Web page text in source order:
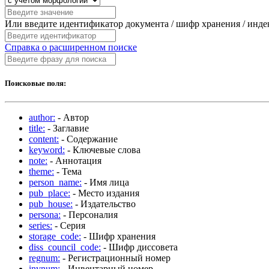
Или введите идентификатор документа / шифр хранения /
Справка о расширенном поиске
Поисковые поля:
author: - Автор
title: - Заглавие
content: - Содержание
keyword: - Ключевые слова
note: - Аннотация
theme: - Тема
person_name: - Имя лица
pub_place: - Место издания
pub_house: - Издательство
persona: - Персоналия
series: - Серия
storage_code: - Шифр хранения
diss_council_code: - Шифр диссовета
regnum: - Регистрационный номер